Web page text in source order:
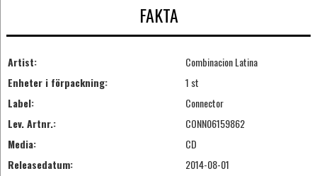
FAKTA
Artist:
Combinacion Latina
Enheter i förpackning:
1 st
Label:
Connector
Lev. Artnr.:
CONN06159862
Media:
CD
Releasedatum:
2014-08-01